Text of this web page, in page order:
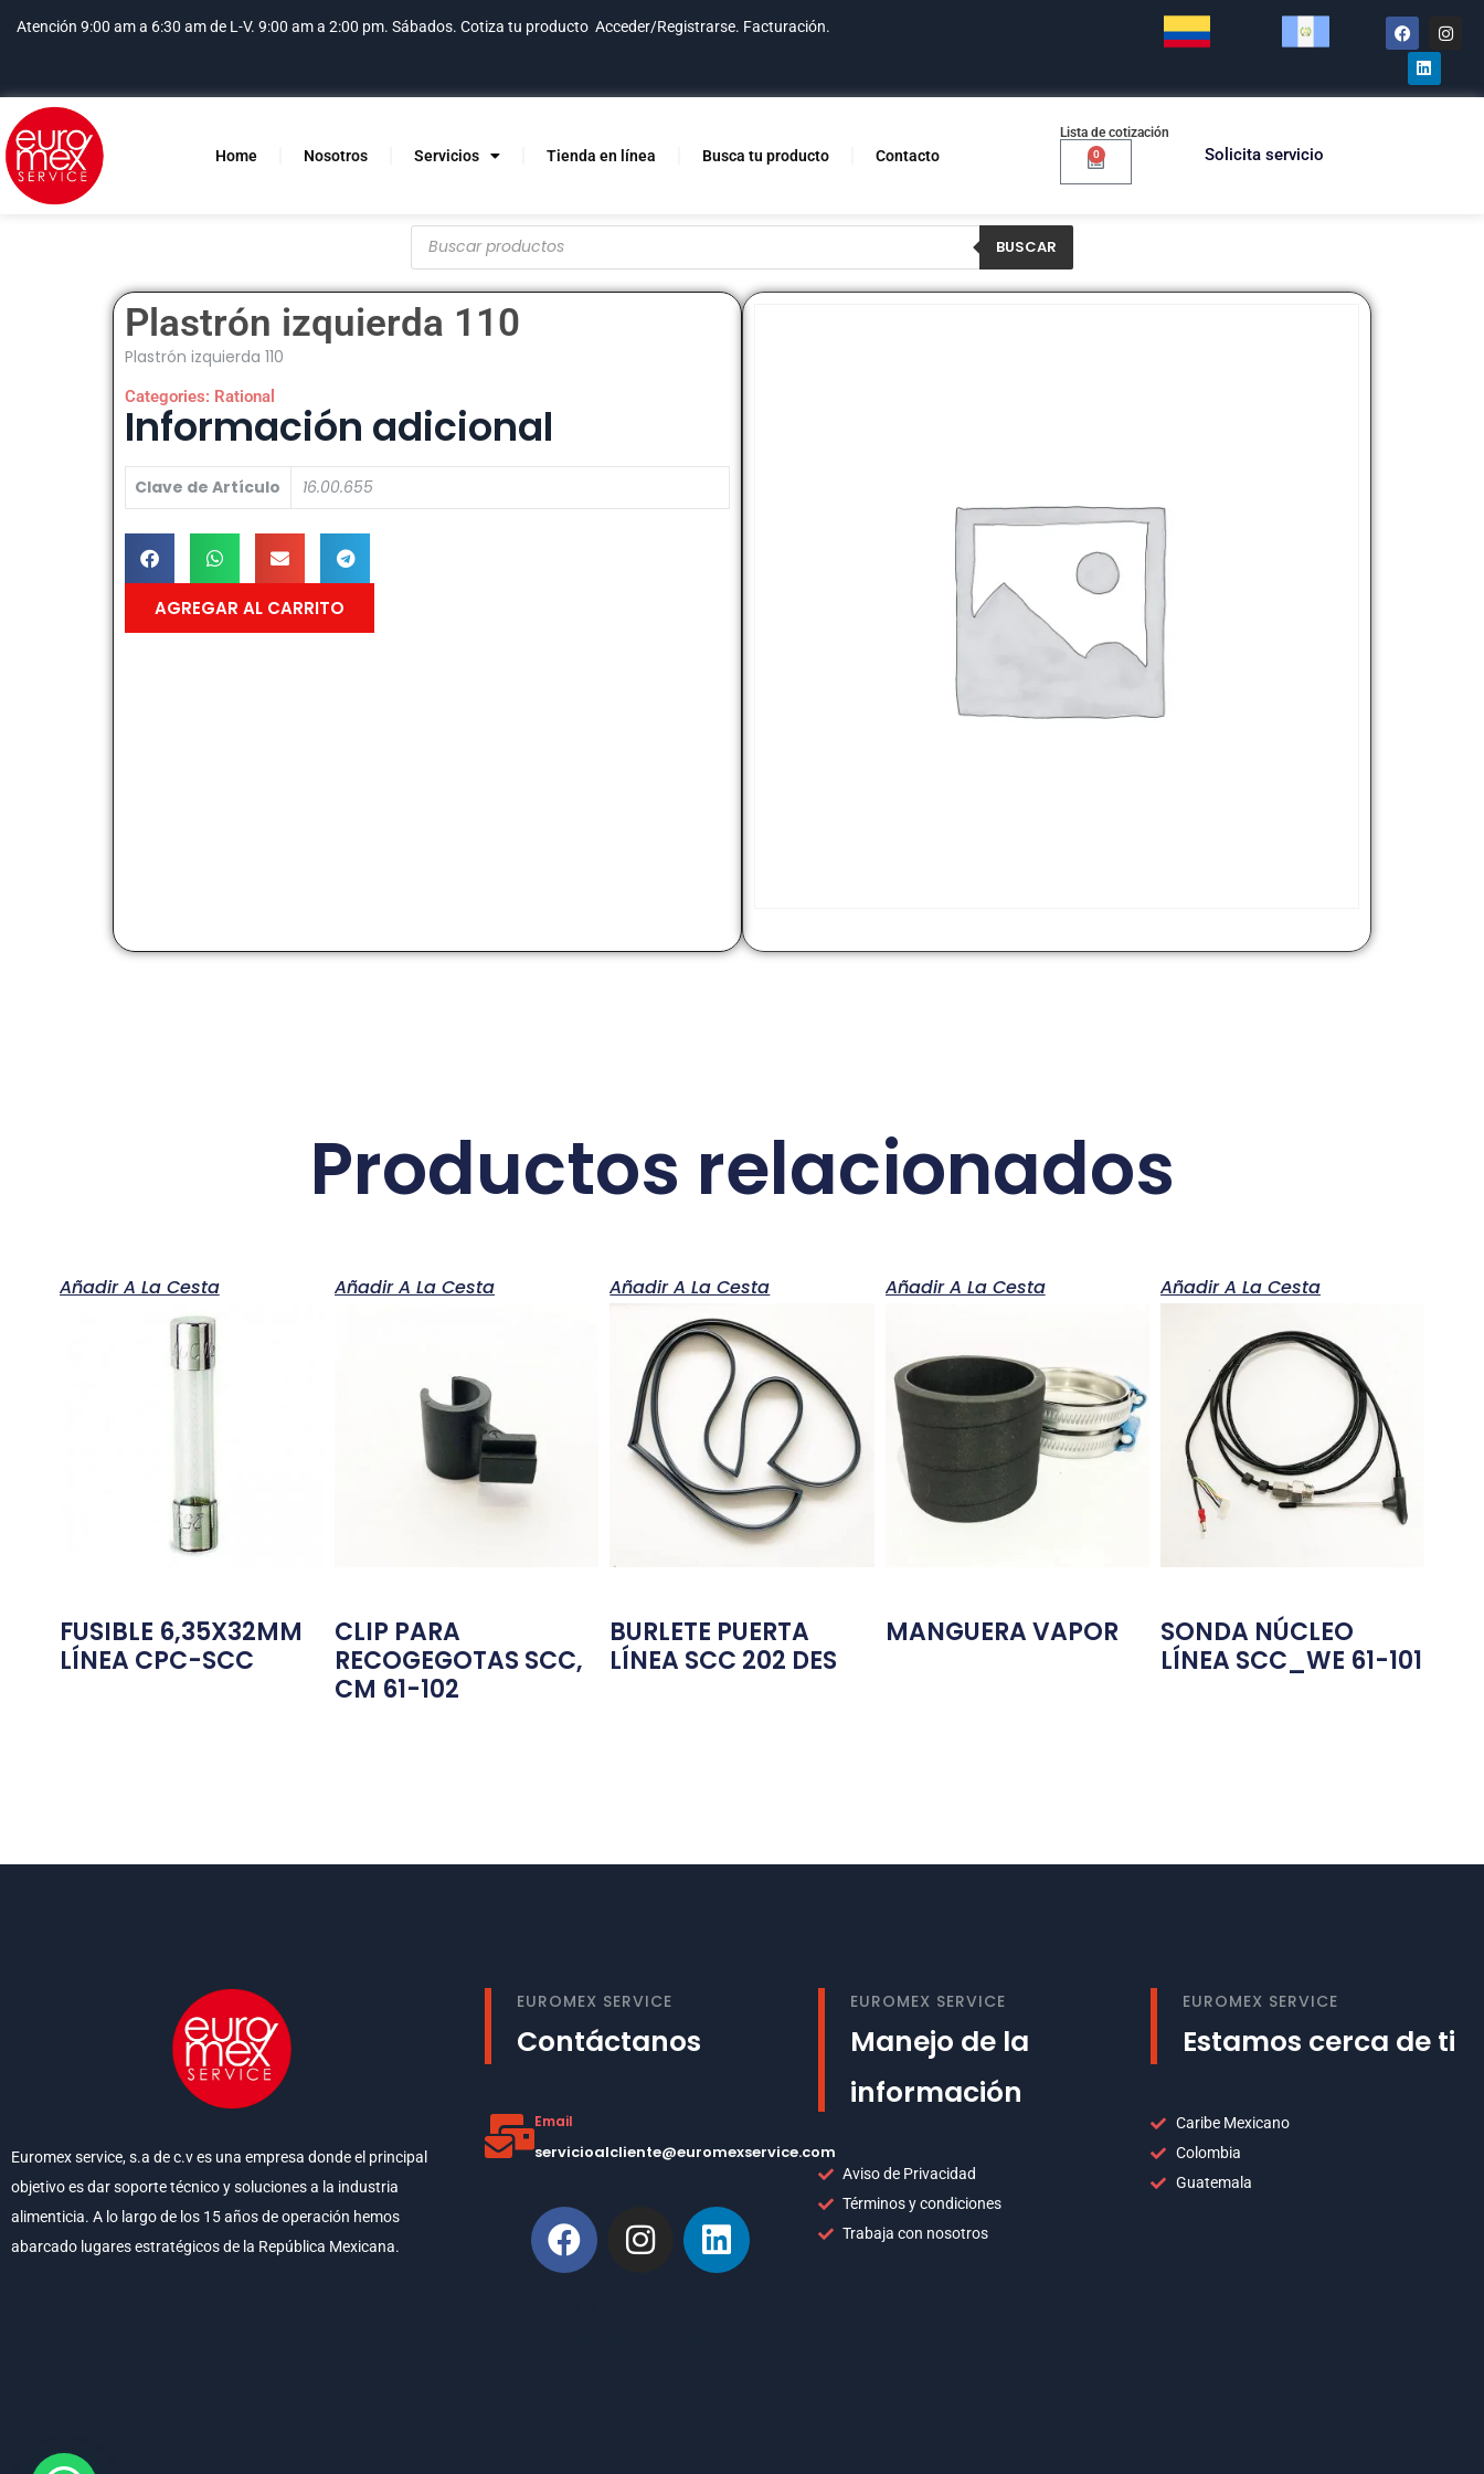
Atención 9:00 am a 6:30 am de L-V. 9:00 am a 2:00 pm. Sábados. Cotiza tu producto Acceder/Registrarse. Facturación.
Home Nosotros Servicios Tienda en línea Busca tu producto Contacto
Lista de cotización
0 Solicita servicio
BUSCAR
Plastrón izquierda 110
Plastrón izquierda 110
Categories: Rational
Información adicional
Clave de Artículo 16.00.655
AGREGAR AL CARRITO
Productos relacionados
Añadir A La Cesta
FUSIBLE 6,35X32MM
LÍNEA CPC-SCC
Añadir A La Cesta
CLIP PARA
RECOGEGOTAS SCC,
CM 61-102
Añadir A La Cesta
BURLETE PUERTA
LÍNEA SCC 202 DES
Añadir A La Cesta
MANGUERA VAPOR
Añadir A La Cesta
SONDA NÚCLEO
LÍNEA SCC_WE 61-101
Euromex service, s.a de c.v es una empresa donde el principal
objetivo es dar soporte técnico y soluciones a la industria
alimenticia. A lo largo de los 15 años de operación hemos
abarcado lugares estratégicos de la República Mexicana.
EUROMEX SERVICE
Contáctanos
Email
servicioalcliente@euromexservice.com
EUROMEX SERVICE
Manejo de la
información
Aviso de Privacidad
Términos y condiciones
Trabaja con nosotros
EUROMEX SERVICE
Estamos cerca de ti
Caribe Mexicano
Colombia
Guatemala